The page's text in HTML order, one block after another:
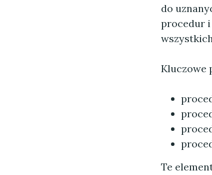
do
procedur i
Kluczowe
Te